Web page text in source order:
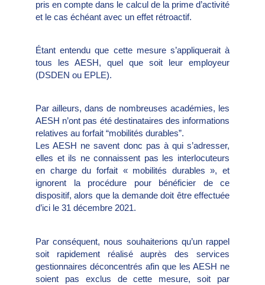
pris en compte dans le calcul de la prime d’activité
et le cas échéant avec un effet rétroactif.
Étant entendu que cette mesure s’appliquerait à
tous les AESH, quel que soit leur employeur
(DSDEN ou EPLE).
Par ailleurs, dans de nombreuses académies, les
AESH n’ont pas été destinataires des informations
relatives au forfait “mobilités durables”.
Les AESH ne savent donc pas à qui s’adresser,
elles et ils ne connaissent pas les interlocuteurs
en charge du forfait « mobilités durables », et
ignorent la procédure pour bénéficier de ce
dispositif, alors que la demande doit être effectuée
d’ici le 31 décembre 2021.
Par conséquent, nous souhaiterions qu’un rappel
soit rapidement réalisé auprès des services
gestionnaires déconcentrés afin que les AESH ne
soient pas exclus de cette mesure, soit par